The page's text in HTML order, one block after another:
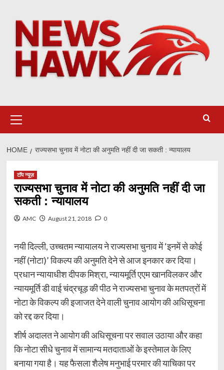
content
Menu
HOME राज्यसभा चुनाव में नोटा की अनुमति नहीं दी जा सकती : न्यायालय
टॉप न्यूज़
राज्यसभा चुनाव में नोटा की अनुमति नहीं दी जा
सकती : न्यायालय
AMC August 21, 2018 0
नयी दिल्ली, उच्चतम न्यायालय ने राज्यसभा चुनाव में ‘इनमें से कोई
नहीं (नोटा)’ विकल्प की अनुमति देने से आज इनकार कर दिया।
प्रधान न्यायाधीश दीपक मिश्रा, न्यायमूर्ति एएम खानविलकर और
न्यायमूर्ति डी वाई चंद्रचूड़ की पीठ ने राज्यसभा चुनाव के मतपत्रों में
नोटा के विकल्प की इजाजत देने वाली चुनाव आयोग की अधिसूचना
को रद्द कर दिया।
शीर्ष अदालत ने आयोग की अधिसूचना पर सवाल उठाया और कहा
कि नोटा सीधे चुनाव में सामान्य मतदाताओं के इस्तेमाल के लिए
बनाया गया है। यह फैसला शैलेष मनुभाई परमार की याचिका पर